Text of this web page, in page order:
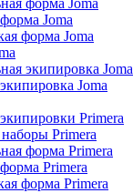
форма Joma
Joma
форма Joma
экипировка Joma
Joma
Primera
Primera
форма Primera
Primera
форма Primera